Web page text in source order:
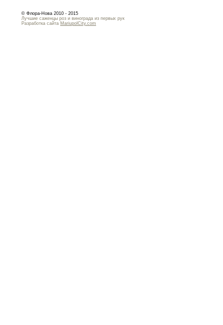
© Флора-Нова 2010 - 2015
Лучшие саженцы роз и винограда из первых рук
Разработка сайта MariupolCity.com